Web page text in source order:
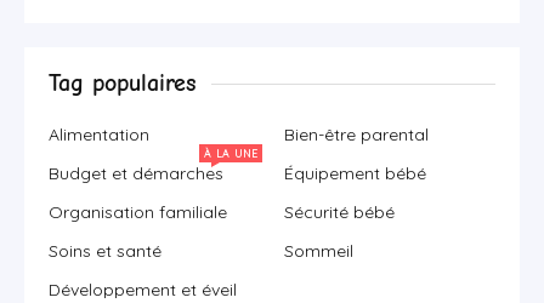
Tag populaires
Alimentation
Bien-être parental
Budget et démarches
À LA UNE
Équipement bébé
Organisation familiale
Sécurité bébé
Soins et santé
Sommeil
Développement et éveil